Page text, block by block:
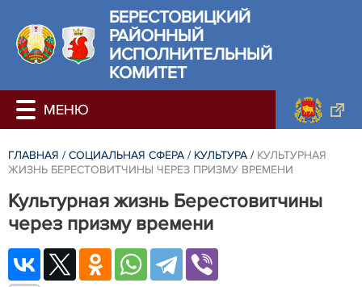
БЕРЕСТОВИЦКИЙ
РАЙОННЫЙ
ИСПОЛНИТЕЛЬНЫЙ
КОМИТЕТ
ГЛАВНАЯ / СОЦИАЛЬНАЯ СФЕРА / КУЛЬТУРА / КУЛЬТУРНАЯ
ЖИЗНЬ БЕРЕСТОВИТЧИНЫ ЧЕРЕЗ ПРИЗМУ ВРЕМЕНИ
Культурная жизнь Берестовитчины
через призму времени